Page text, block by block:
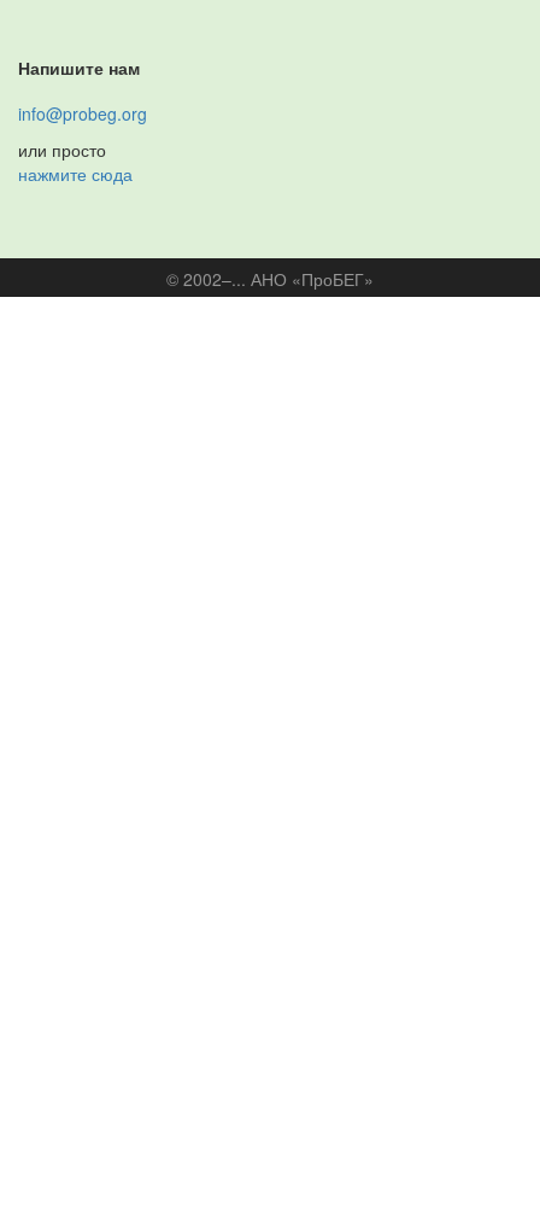
Напишите нам
info@probeg.org
или просто
нажмите сюда
© 2002–... АНО «ПроБЕГ»